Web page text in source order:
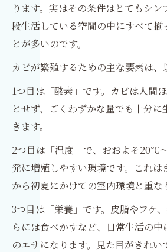
ります。実はその条件はとてもシ
段生活している空間の中にすべて揃
とが多いのです。
カビが繁殖するための主な要素は、
1つ目は「酸素」です。カビは人間
とせず、ごくわずかな量でも十分に
きます。
2つ目は「温度」で、おおよそ20℃
発に増殖しやすい環境です。これは
から初夏にかけての室内環境と重な
3つ目は「栄養」です。皮脂やフケ
らには食べかすなど、日常生活の
のエサになります。見た目がきれい